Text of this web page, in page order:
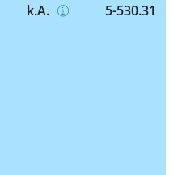
k.A. 5-530.31